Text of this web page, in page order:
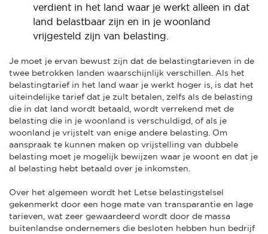
verdient in het land waar je werkt alleen in dat
land belastbaar zijn en in je woonland
vrijgesteld zijn van belasting.
Je moet je ervan bewust zijn dat de belastingtarieven in de
twee betrokken landen waarschijnlijk verschillen. Als het
belastingtarief in het land waar je werkt hoger is, is dat het
uiteindelijke tarief dat je zult betalen, zelfs als de belasting
die in dat land wordt betaald, wordt verrekend met de
belasting die in je woonland is verschuldigd, of als je
woonland je vrijstelt van enige andere belasting. Om
aanspraak te kunnen maken op vrijstelling van dubbele
belasting moet je mogelijk bewijzen waar je woont en dat je
al belasting hebt betaald over je inkomsten.
Over het algemeen wordt het Letse belastingstelsel
gekenmerkt door een hoge mate van transparantie en lage
tarieven, wat zeer gewaardeerd wordt door de massa
buitenlandse ondernemers die besloten hebben hun bedrijf